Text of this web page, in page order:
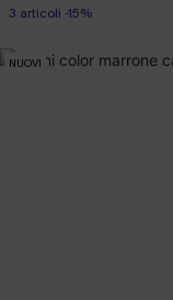
3 articoli -15%
NUOVI